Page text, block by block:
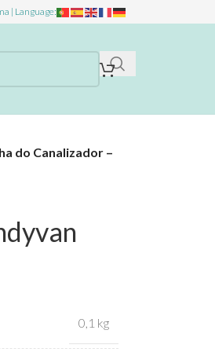
| Language:
do Canalizador –
0,1 kg